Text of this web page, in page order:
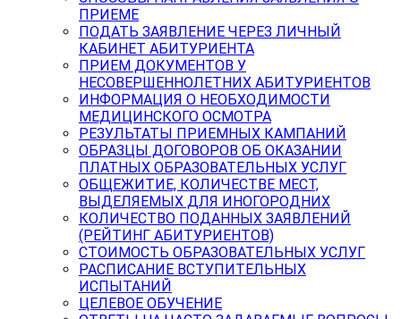
ПРИЕМЕ
ПОДАТЬ ЗАЯВЛЕНИЕ ЧЕРЕЗ ЛИЧНЫЙ
КАБИНЕТ АБИТУРИЕНТА
ПРИЕМ ДОКУМЕНТОВ У
НЕСОВЕРШЕННОЛЕТНИХ АБИТУРИЕНТОВ
ИНФОРМАЦИЯ О НЕОБХОДИМОСТИ
МЕДИЦИНСКОГО ОСМОТРА
РЕЗУЛЬТАТЫ ПРИЕМНЫХ КАМПАНИЙ
ОБРАЗЦЫ ДОГОВОРОВ ОБ ОКАЗАНИИ
ПЛАТНЫХ ОБРАЗОВАТЕЛЬНЫХ УСЛУГ
ОБЩЕЖИТИЕ, КОЛИЧЕСТВЕ МЕСТ,
ВЫДЕЛЯЕМЫХ ДЛЯ ИНОГОРОДНИХ
КОЛИЧЕСТВО ПОДАННЫХ ЗАЯВЛЕНИЙ
(РЕЙТИНГ АБИТУРИЕНТОВ)
СТОИМОСТЬ ОБРАЗОВАТЕЛЬНЫХ УСЛУГ
РАСПИСАНИЕ ВСТУПИТЕЛЬНЫХ
ИСПЫТАНИЙ
ЦЕЛЕВОЕ ОБУЧЕНИЕ